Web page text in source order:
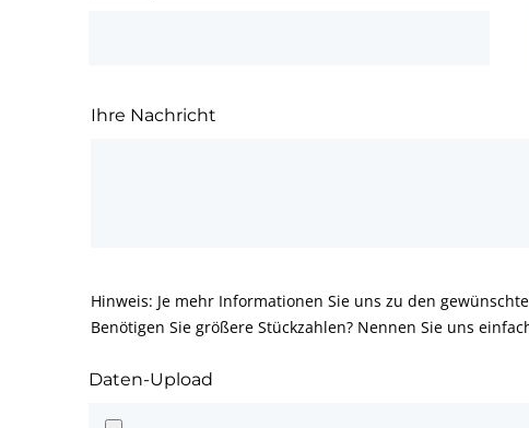
Ihre Nachricht
Hinweis: Je mehr Informationen Sie uns zu den
Benötigen Sie größere Stückzahlen? Nennen Sie uns
Daten-Upload